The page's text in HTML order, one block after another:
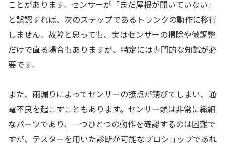
ことがあります。センサーが「まだ屋根が開いていない」
と誤認すれば、次のステップであるトランクの動作に移行
しません。故障と思っても、実はセンサーの掃除や微調整
だけで直る場合もありますが、特定には専門的な知識が必
要です。
また、雨漏りによってセンサーの接点が錆びてしまい、通
電不良を起こすこともあります。センサー類は非常に繊細
なパーツであり、一つひとつの動作を確認するのは困難で
すが、テスターを用いた診断が可能なプロショップであれ